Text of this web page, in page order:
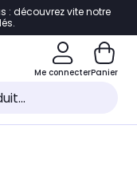
: découvrez vite notre
Me connecterPanier